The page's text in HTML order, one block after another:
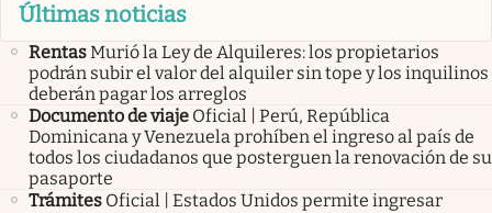
Últimas noticias
RentasMurió la Ley de Alquileres: los propietarios
podrán subir el valor del alquiler sin tope y los inquilinos
deberán pagar los arreglos
Documento de viaje Oficial | Perú, República
Dominicana y Venezuela prohíben el ingreso al país de
todos los ciudadanos que posterguen la renovación de su
pasaporte
Trámites Oficial | Estados Unidos permite ingresar